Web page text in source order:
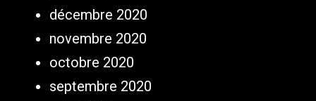
décembre 2020
novembre 2020
octobre 2020
septembre 2020